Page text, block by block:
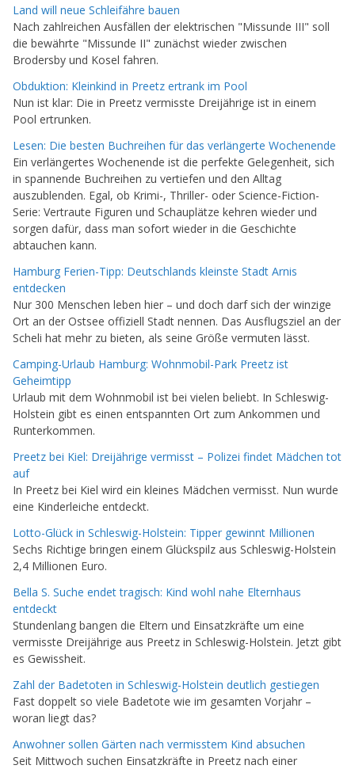
Land will neue Schleifähre bauen
Nach zahlreichen Ausfällen der elektrischen "Missunde III" soll
die bewährte "Missunde II" zunächst wieder zwischen
Brodersby und Kosel fahren.
Obduktion: Kleinkind in Preetz ertrank im Pool
Nun ist klar: Die in Preetz vermisste Dreijährige ist in einem
Pool ertrunken.
Lesen: Die besten Buchreihen für das verlängerte Wochenende
Ein verlängertes Wochenende ist die perfekte Gelegenheit, sich
in spannende Buchreihen zu vertiefen und den Alltag
auszublenden. Egal, ob Krimi-, Thriller- oder Science-Fiction-
Serie: Vertraute Figuren und Schauplätze kehren wieder und
sorgen dafür, dass man sofort wieder in die Geschichte
abtauchen kann.
Hamburg Ferien-Tipp: Deutschlands kleinste Stadt Arnis
entdecken
Nur 300 Menschen leben hier – und doch darf sich der winzige
Ort an der Ostsee offiziell Stadt nennen. Das Ausflugsziel an der
Scheli hat mehr zu bieten, als seine Größe vermuten lässt.
Camping-Urlaub Hamburg: Wohnmobil-Park Preetz ist
Geheimtipp
Urlaub mit dem Wohnmobil ist bei vielen beliebt. In Schleswig-
Holstein gibt es einen entspannten Ort zum Ankommen und
Runterkommen.
Preetz bei Kiel: Dreijährige vermisst – Polizei findet Mädchen tot
auf
In Preetz bei Kiel wird ein kleines Mädchen vermisst. Nun wurde
eine Kinderleiche entdeckt.
Lotto-Glück in Schleswig-Holstein: Tipper gewinnt Millionen
Sechs Richtige bringen einem Glückspilz aus Schleswig-Holstein
2,4 Millionen Euro.
Bella S. Suche endet tragisch: Kind wohl nahe Elternhaus
entdeckt
Stundenlang bangen die Eltern und Einsatzkräfte um eine
vermisste Dreijährige aus Preetz in Schleswig-Holstein. Jetzt gibt
es Gewissheit.
Zahl der Badetoten in Schleswig-Holstein deutlich gestiegen
Fast doppelt so viele Badetote wie im gesamten Vorjahr –
woran liegt das?
Anwohner sollen Gärten nach vermisstem Kind absuchen
Seit Mittwoch suchen Einsatzkräfte in Preetz nach einer